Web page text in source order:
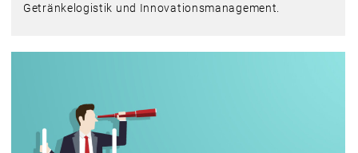
Getränkelogistik und Innovationsmanagement.